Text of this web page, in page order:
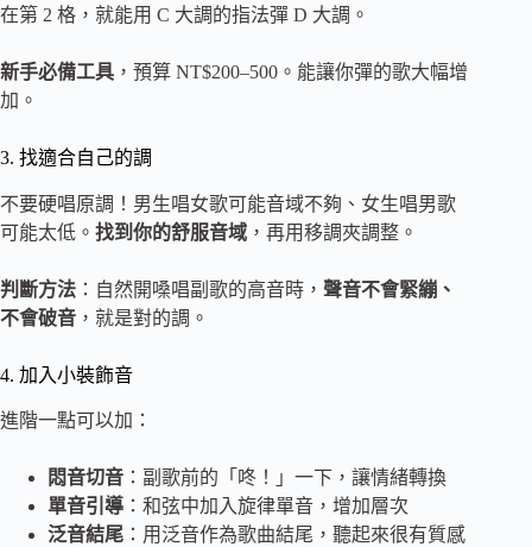
在第 2 格，就能用 C 大調的指法彈 D 大調。
新手必備工具 ，預算 NT$200–500。能讓你彈的歌大幅增
加。
3. 找適合自己的調
不要硬唱原調！男生唱女歌可能音域不夠、女生唱男歌
可能太低。 找到你的舒服音域 ，再用移調夾調整。
判斷方法 ：自然開嗓唱副歌的高音時， 聲音不會緊繃、
不會破音 ，就是對的調。
4. 加入小裝飾音
進階一點可以加：
悶音切音 ：副歌前的「咚！」一下，讓情緒轉換
單音引導 ：和弦中加入旋律單音，增加層次
泛音結尾 ：用泛音作為歌曲結尾，聽起來很有質感